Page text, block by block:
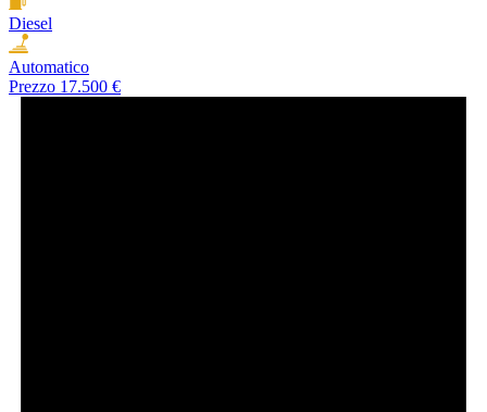
Diesel
Automatico
Prezzo 17.500 €